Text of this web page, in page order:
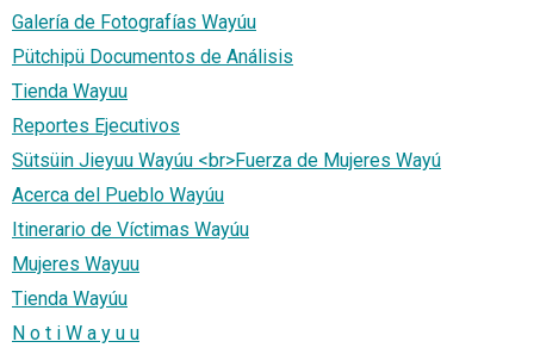
Galería de Fotografías Wayúu
Pütchipü Documentos de Análisis
Tienda Wayuu
Reportes Ejecutivos
Sütsüin Jieyuu Wayúu <br>Fuerza de Mujeres Wayú
Acerca del Pueblo Wayúu
Itinerario de Víctimas Wayúu
Mujeres Wayuu
Tienda Wayúu
N o t i W a y u u